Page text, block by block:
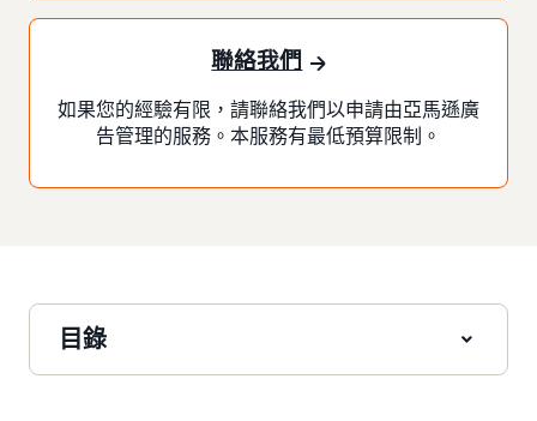
聯絡我們
如果您的經驗有限，請聯絡我們以申請由亞馬遜廣
告管理的服務。本服務有最低預算限制。
目錄